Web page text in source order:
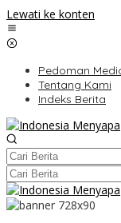
Lewati ke konten
Pedoman
Tentang Kami
Indeks Berita